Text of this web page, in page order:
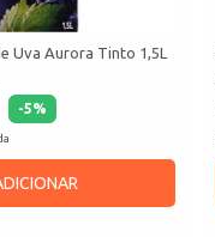
Uva Aurora Tinto 1,5L
-5%